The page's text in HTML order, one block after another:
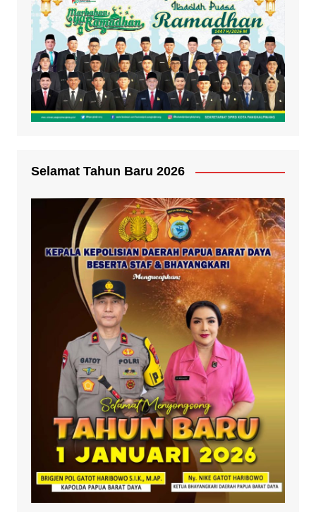
Selamat Tahun Baru 2026